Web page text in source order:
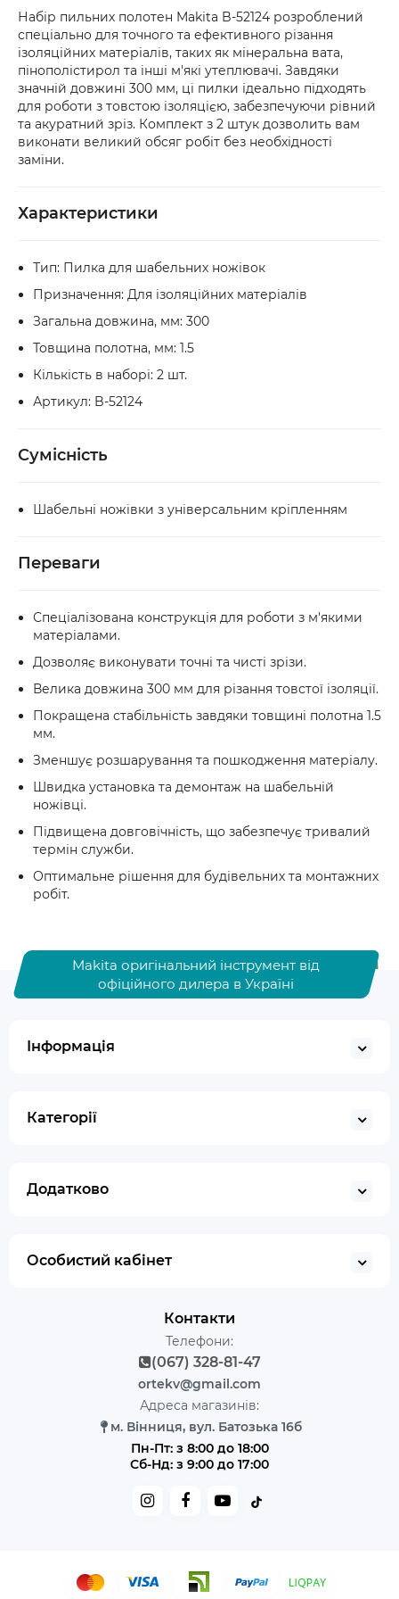
або товар мають пошкодження, обов’язково
оформіть акт разом із працівником служби
доставки.
Набір пильних полотен Makita B-52124 розроблений
спеціально для точного та ефективного різання
ізоляційних матеріалів, таких як мінеральна вата,
пінополістирол та інші м'які утеплювачі. Завдяки
значній довжині 300 мм, ці пилки ідеально підходять
для роботи з товстою ізоляцією, забезпечуючи рівний
та акуратний зріз. Комплект з 2 штук дозволить вам
виконати великий обсяг робіт без необхідності
заміни.
Характеристики
Тип: Пилка для шабельних ножівок
Призначення: Для ізоляційних матеріалів
Загальна довжина, мм: 300
Товщина полотна, мм: 1.5
Кількість в наборі: 2 шт.
Артикул: B-52124
Сумісність
Шабельні ножівки з універсальним кріпленням
Переваги
Спеціалізована конструкція для роботи з м'якими
матеріалами.
Дозволяє виконувати точні та чисті зрізи.
Велика довжина 300 мм для різання товстої ізоляції.
Покращена стабільність завдяки товщині полотна 1.5
мм.
Зменшує розшарування та пошкодження матеріалу.
Швидка установка та демонтаж на шабельній
ножівці.
Підвищена довговічність, що забезпечує тривалий
термін служби.
Оптимальне рішення для будівельних та монтажних
робіт.
Makita оригінальний інструмент від
офіційного дилера в Україні
Інформація
Категорії
Додатково
Особистий кабінет
Контакти
Телефони:
(067) 328-81-47
ortekv@gmail.com
Адреса магазинів:
м. Вінниця, вул. Батозька 16б
Пн-Пт: з 8:00 до 18:00
Сб-Нд: з 9:00 до 17:00